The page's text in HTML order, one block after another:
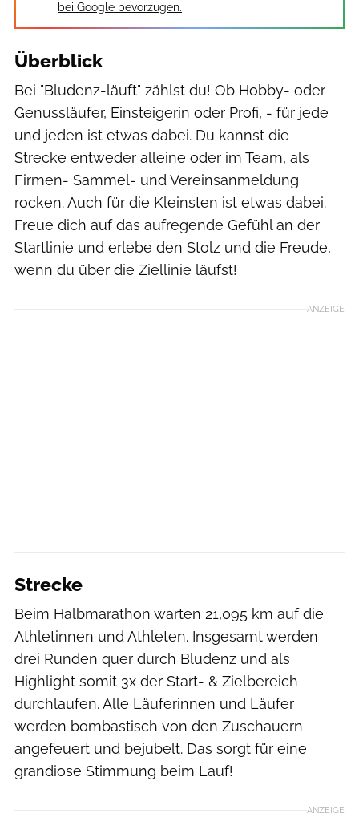
bei Google bevorzugen.
Überblick
Bei "Bludenz-läuft" zählst du! Ob Hobby- oder
Genussläufer, Einsteigerin oder Profi, - für jede
und jeden ist etwas dabei. Du kannst die
Strecke entweder alleine oder im Team, als
Firmen- Sammel- und Vereinsanmeldung
rocken. Auch für die Kleinsten ist etwas dabei.
Freue dich auf das aufregende Gefühl an der
Startlinie und erlebe den Stolz und die Freude,
wenn du über die Ziellinie läufst!
ANZEIGE
Strecke
Beim Halbmarathon warten 21,095 km auf die
Athletinnen und Athleten. Insgesamt werden
drei Runden quer durch Bludenz und als
Highlight somit 3x der Start- & Zielbereich
durchlaufen. Alle Läuferinnen und Läufer
werden bombastisch von den Zuschauern
angefeuert und bejubelt. Das sorgt für eine
grandiose Stimmung beim Lauf!
ANZEIGE